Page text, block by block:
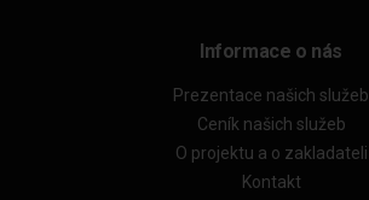
Informace o nás
Prezentace našich služeb
Ceník našich služeb
O projektu a o zakladateli
Kontakt